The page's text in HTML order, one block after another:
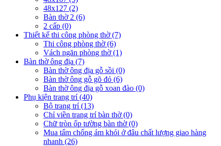
48x127 (2)
Bàn thờ 2 (6)
2 cấp (0)
Thiết kế thi công phòng thờ (7)
Thi công phòng thờ (6)
Vách ngăn phòng thờ (1)
Bàn thờ ông địa (7)
Bàn thờ ông địa gỗ sồi (0)
Bàn thờ ông gỗ gõ đỏ (6)
Bàn thờ ông địa gỗ xoan đào (0)
Phụ kiện trang trí (40)
Bộ trang trí (13)
Chỉ viền trang trí bàn thờ (0)
Chữ tròn ốp tường bàn thờ (0)
Mua tấm chống ám khói ở đâu chất lượng giao hàng
nhanh (26)